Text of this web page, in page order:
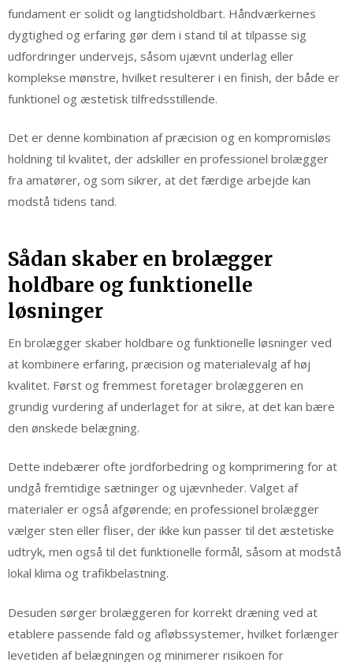
fundament er solidt og langtidsholdbart. Håndværkernes
dygtighed og erfaring gør dem i stand til at tilpasse sig
udfordringer undervejs, såsom ujævnt underlag eller
komplekse mønstre, hvilket resulterer i en finish, der både er
funktionel og æstetisk tilfredsstillende.
Det er denne kombination af præcision og en kompromisløs
holdning til kvalitet, der adskiller en professionel brolægger
fra amatører, og som sikrer, at det færdige arbejde kan
modstå tidens tand.
Sådan skaber en brolægger
holdbare og funktionelle
løsninger
En brolægger skaber holdbare og funktionelle løsninger ved
at kombinere erfaring, præcision og materialevalg af høj
kvalitet. Først og fremmest foretager brolæggeren en
grundig vurdering af underlaget for at sikre, at det kan bære
den ønskede belægning.
Dette indebærer ofte jordforbedring og komprimering for at
undgå fremtidige sætninger og ujævnheder. Valget af
materialer er også afgørende; en professionel brolægger
vælger sten eller fliser, der ikke kun passer til det æstetiske
udtryk, men også til det funktionelle formål, såsom at modstå
lokal klima og trafikbelastning.
Desuden sørger brolæggeren for korrekt dræning ved at
etablere passende fald og afløbssystemer, hvilket forlænger
levetiden af belægningen og minimerer risikoen for